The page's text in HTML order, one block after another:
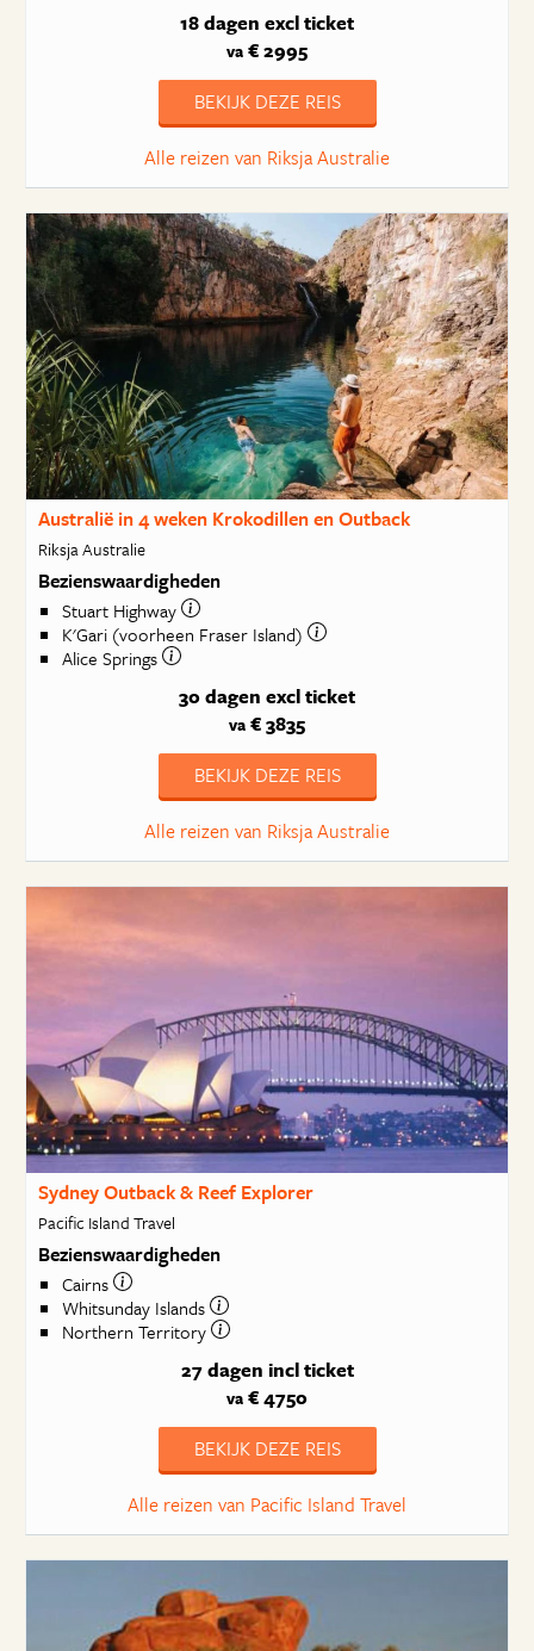
18 dagen excl ticket
va € 2995
BEKIJK DEZE REIS
Alle reizen van Riksja Australie
Australië in 4 weken Krokodillen en Outback
Riksja Australie
Bezienswaardigheden
Stuart Highway
K'Gari (voorheen Fraser Island)
Alice Springs
30 dagen excl ticket
va € 3835
BEKIJK DEZE REIS
Alle reizen van Riksja Australie
Sydney Outback & Reef Explorer
Pacific Island Travel
Bezienswaardigheden
Cairns
Whitsunday Islands
Northern Territory
27 dagen incl ticket
va € 4750
BEKIJK DEZE REIS
Alle reizen van Pacific Island Travel